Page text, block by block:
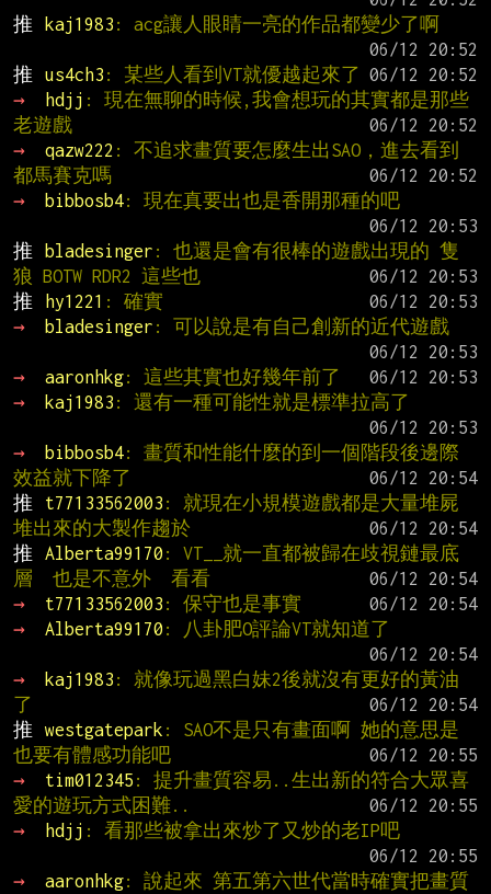
推
kaj1983 : acg讓人眼睛一亮的作品都變少了啊
推
us4ch3 : 某些人看到VT就優越起來了
→
hdjj : 現在無聊的時候,我會想玩的其實都是那些
老遊戲
→
qazw222 : 不追求畫質要怎麼生出SAO，進去看到
都馬賽克嗎
→
bibbosb4: 現在真要出也是香開那種的吧
推
bladesinger : 也還是會有很棒的遊戲出現的 隻
狼 BOTW RDR2 這些也
推
hy1221 : 確實
→
bladesinger : 可以說是有自己創新的近代遊戲
→
aaronhkg: 這些其實也好幾年前了
→
kaj1983 : 還有一種可能性就是標準拉高了
→
bibbosb4: 畫質和性能什麼的到一個階段後邊際
效益就下降了
推
t77133562003 : 就現在小規模遊戲都是大量堆屍
堆出來的大製作趨於
推
Alberta99170 : VT__就一直都被歸在歧視鏈最底
層  也是不意外  看看
→
t77133562003 : 保守也是事實
→
Alberta99170 : 八卦肥O評論VT就知道了
→
kaj1983 : 就像玩過黑白妹2後就沒有更好的黃油
了
推
westgatepark : SAO不是只有畫面啊 她的意思是
也要有體感功能吧
→
tim012345 : 提升畫質容易..生出新的符合大眾喜
愛的遊玩方式困難..
→
hdjj : 看那些被拿出來炒了又炒的老IP吧
→
aaronhkg: 說起來 第五第六世代當時確實把畫質